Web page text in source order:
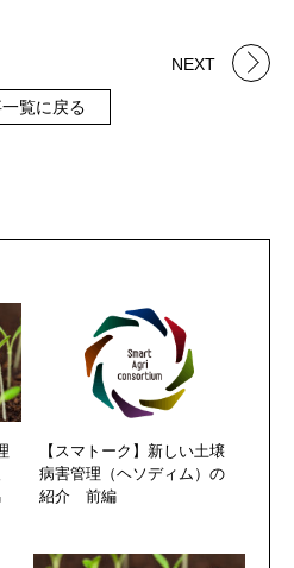
覧に戻る
NEXT
【スマトーク】新しい土壌
病害管理（ヘソディム）の
紹介 前編